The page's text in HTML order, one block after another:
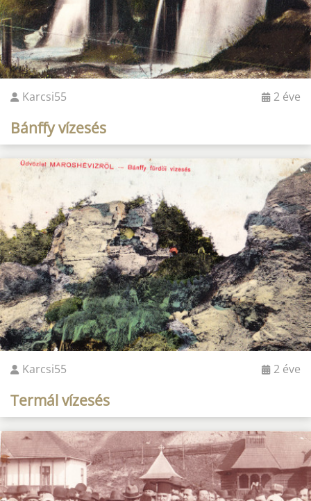
Karcsi55 2 éve
Bánffy vízesés
Karcsi55 2 éve
Termál vízesés